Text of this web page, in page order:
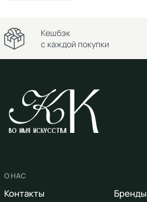
Кешбэк
с каждой покупки
О НАС
Контакты Бренды